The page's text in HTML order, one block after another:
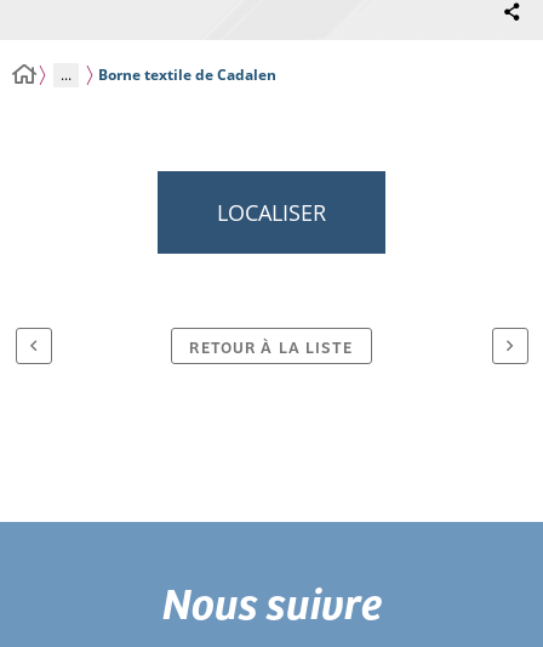
... Borne textile de Cadalen
LOCALISER
RETOUR À LA LISTE
Nous suivre